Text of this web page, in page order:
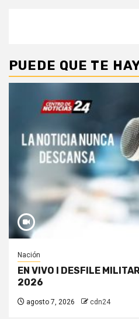
PUEDE QUE TE
Nación
EN VIVO I DESFILE
2026
agosto 7, 2026 cdn24